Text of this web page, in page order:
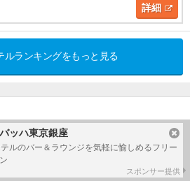
詳細
ルランキングをもっと見る
年】千葉・房総半島の人気観光ス
ット！ドライブ旅にもおすすめの15選
ッハ東京銀座
ルのバー＆ラウンジを気軽に愉しめるフリー
スポンサー提供